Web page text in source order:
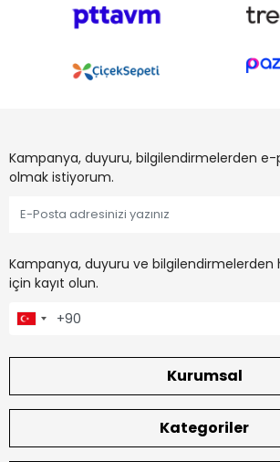
Kampanya, duyuru, bilgilendirmelerden
olmak istiyorum.
Kampanya, duyuru ve bilgilendirmelerden
için kayıt olun.
Kurumsal
Kategoriler